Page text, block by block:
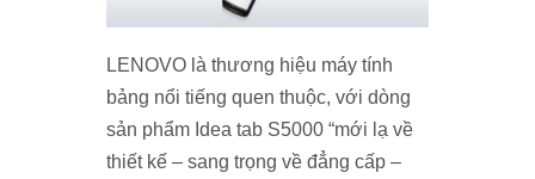
LENOVO là thương hiệu máy tính
bảng nổi tiếng quen thuộc, với dòng
sản phẩm Idea tab S5000 “mới lạ về
thiết kế – sang trọng về đẳng cấp –